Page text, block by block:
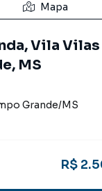
Mapa
Vila Vilas
MS
Grande/MS
R$